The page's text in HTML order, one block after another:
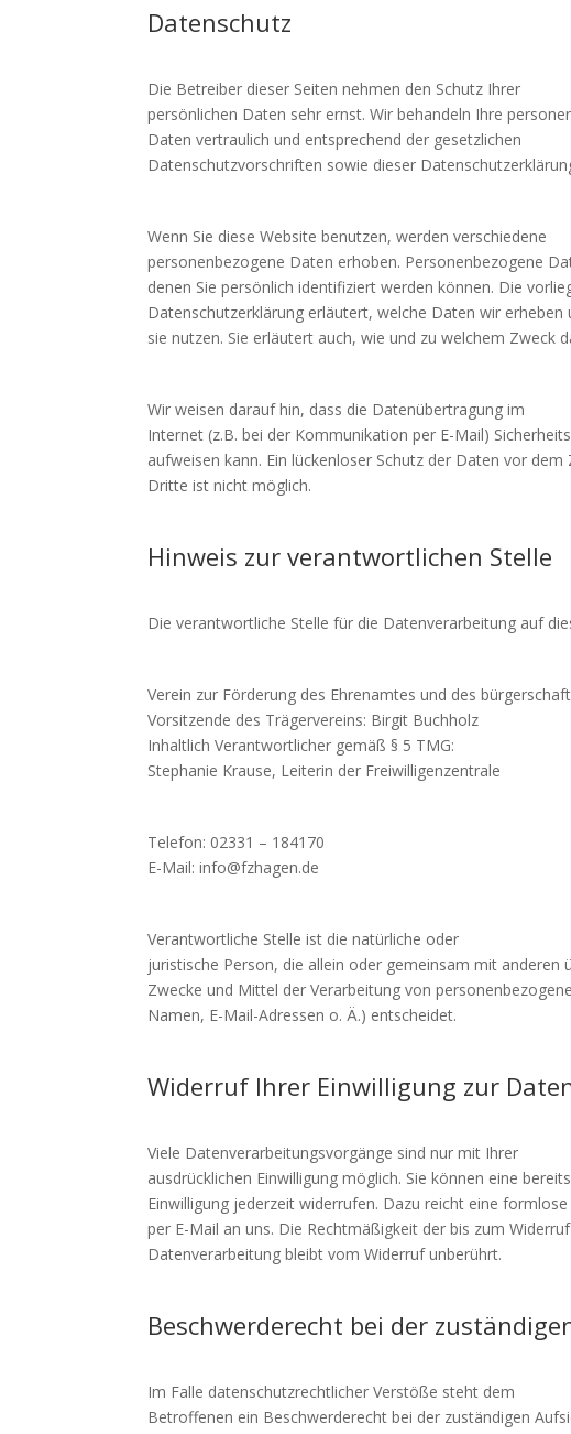
Datenschutz
Die Betreiber dieser Seiten nehmen den Schutz Ihrer
persönlichen Daten sehr ernst. Wir behandeln Ihre
Daten vertraulich und entsprechend der gesetzlichen
Datenschutzvorschriften sowie dieser
Wenn Sie diese Website benutzen, werden verschiedene
personenbezogene Daten erhoben. Personenbezogene
denen Sie persönlich identifiziert werden können. Die
Datenschutzerklärung erläutert, welche Daten wir erheben
sie nutzen. Sie erläutert auch, wie und zu welchem Zweck
Wir weisen darauf hin, dass die Datenübertragung im
Internet (z.B. bei der Kommunikation per E-Mail)
aufweisen kann. Ein lückenloser Schutz der Daten vor dem
Dritte ist nicht möglich.
Hinweis zur verantwortlichen Stelle
Die verantwortliche Stelle für die Datenverarbeitung auf
Verein zur Förderung des Ehrenamtes und des
Vorsitzende des Trägervereins: Birgit Buchholz
Inhaltlich Verantwortlicher gemäß § 5 TMG:
Stephanie Krause, Leiterin der Freiwilligenzentrale
Telefon: 02331 – 184170
E-Mail: info@fzhagen.de
Verantwortliche Stelle ist die natürliche oder
juristische Person, die allein oder gemeinsam mit anderen
Zwecke und Mittel der Verarbeitung von
Namen, E-Mail-Adressen o. Ä.) entscheidet.
Widerruf Ihrer Einwilligung zur
Viele Datenverarbeitungsvorgänge sind nur mit Ihrer
ausdrücklichen Einwilligung möglich. Sie können eine
Einwilligung jederzeit widerrufen. Dazu reicht eine
per E-Mail an uns. Die Rechtmäßigkeit der bis zum
Datenverarbeitung bleibt vom Widerruf unberührt.
Beschwerderecht bei der
Im Falle datenschutzrechtlicher Verstöße steht dem
Betroffenen ein Beschwerderecht bei der zuständigen